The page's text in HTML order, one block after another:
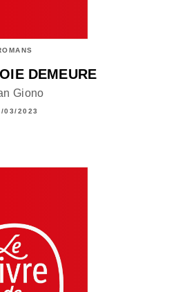
DEMEURE
Giono
03/2023